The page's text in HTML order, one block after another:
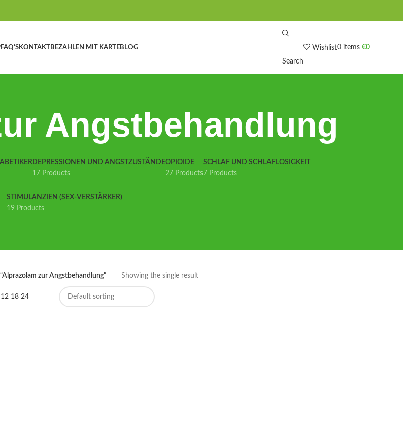
FAQ’SKONTAKTBEZAHLEN MIT KARTEBLOG
Search
Wishlist0 items €0
Angstbehandlung
DEPRESSIONEN UND ANGSTZUSTÄNDE
17 Products
OPIOIDE
27 Products
SCHLAF UND SCHLAFLOSIGKEIT
7 Products
STIMULANZIEN (SEX-VERSTÄRKER)
19 Products
zur Angstbehandlung” Showing the single result
12 18 24